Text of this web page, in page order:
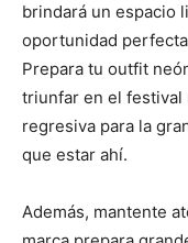
brindará un espacio
oportunidad
Prepara tu outfit
triunfar en el festival
regresiva para la
que estar ahí.
Además, mantente